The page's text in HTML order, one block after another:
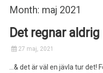
Month: maj 2021
Det regnar
27 maj, 2021
…& det är väl en jävla tur det!